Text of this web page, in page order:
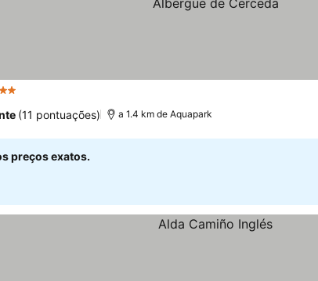
(11 pontuações) a 1.4 km de Aquapark
preços exatos.